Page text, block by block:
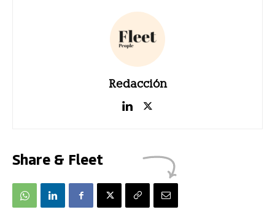
Redacción
Share & Fleet